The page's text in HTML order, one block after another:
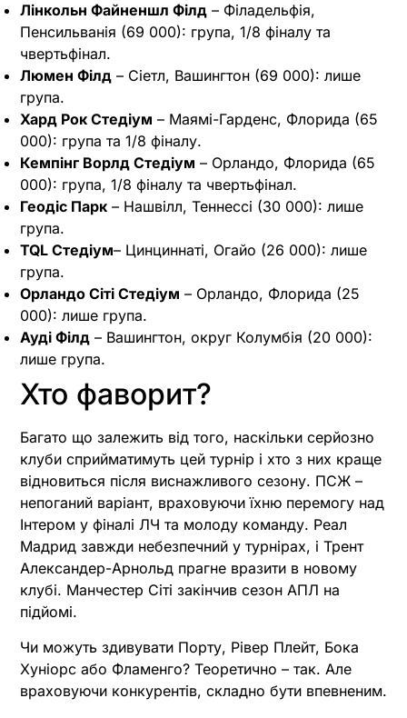
Лінкольн Файненшл Філд – Філадельфія,
Пенсильванія (69 000): група, 1/8 фіналу та
чвертьфінал.
Люмен Філд – Сіетл, Вашингтон (69 000): лише
група.
Хард Рок Стедіум – Маямі-Гарденс, Флорида (65
000): група та 1/8 фіналу.
Кемпінг Ворлд Стедіум – Орландо, Флорида (65
000): група, 1/8 фіналу та чвертьфінал.
Геодіс Парк – Нашвілл, Теннессі (30 000): лише
група.
TQL Стедіум– Цинциннаті, Огайо (26 000): лише
група.
Орландо Сіті Стедіум – Орландо, Флорида (25
000): лише група.
Ауді Філд – Вашингтон, округ Колумбія (20 000):
лише група.
Хто фаворит?
Багато що залежить від того, наскільки серйозно
клуби сприйматимуть цей турнір і хто з них краще
відновиться після виснажливого сезону. ПСЖ –
непоганий варіант, враховуючи їхню перемогу над
Інтером у фіналі ЛЧ та молоду команду. Реал
Мадрид завжди небезпечний у турнірах, і Трент
Александер-Арнольд прагне вразити в новому
клубі. Манчестер Сіті закінчив сезон АПЛ на
підйомі.
Чи можуть здивувати Порту, Рівер Плейт, Бока
Хуніорс або Фламенго? Теоретично – так. Але
враховуючи конкурентів, складно бути впевненим.